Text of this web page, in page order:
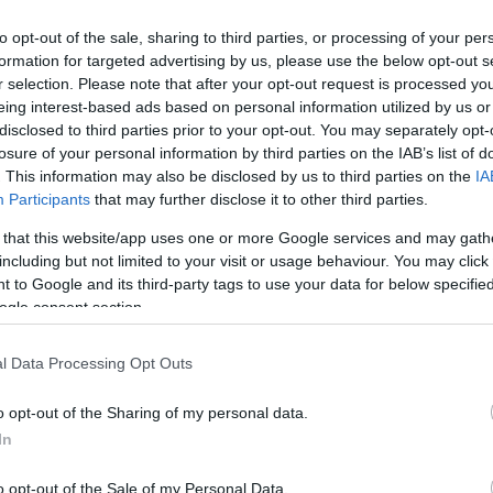
opt-out of the sale, sharing to third parties, or processing of your
for targeted advertising by us, please use the below opt-out
selection. Please note that after your opt-out request is processed
interest-based ads based on personal information utilized by us
to third parties prior to your opt-out. You may separately
of your personal information by third parties on the IAB’s list of
This information may also be disclosed by us to third parties on the
Participants that may further disclose it to other third parties.
that this website/app uses one or more Google services and may
but not limited to your visit or usage behaviour. You may
to Google and its third-party tags to use your data for below
consent section.
Data Processing Opt Outs
opt-out of the Sharing of my personal data.
opt-out of the Sale of my Personal Data.
írás nem lehet hosszabb 6000 leütésnél (szóközzel). A
közölt tárcanovellákkal lehet (az online felületeken bárhol
Közalapítvány címére (8230 Balatonfüred, Szent
pályázók se a borítékra, se a szövegre ne írják rá a nevüket,
elküldeni egy lezárt borítékban, amelyre szintén csak a
e-mail-címét és telefonszámát. A fenti formai
QUASIMODO